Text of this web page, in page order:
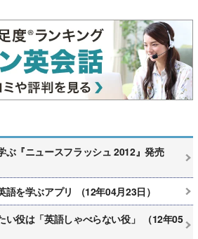
ぶ『ニュースフラッシュ 2012』発売
を学ぶアプリ （12年04月23日）
い役は「英語しゃべらない役」 （12年05